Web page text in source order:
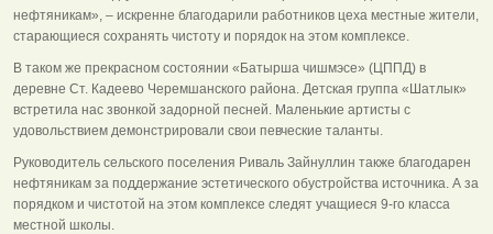
нефтяникам», – искренне благодарили работников цеха местные жители,
старающиеся сохранять чистоту и порядок на этом комплексе.
В таком же прекрасном состоянии «Батырша чишмэсе» (ЦППД) в
деревне Ст. Кадеево Черемшанского района. Детская группа «Шатлык»
встретила нас звонкой задорной песней. Маленькие артисты с
удовольствием демонстрировали свои певческие таланты.
Руководитель сельского поселения Риваль Зайнуллин также благодарен
нефтяникам за поддержание эстетического обустройства источника. А за
порядком и чистотой на этом комплексе следят учащиеся 9-го класса
местной школы.